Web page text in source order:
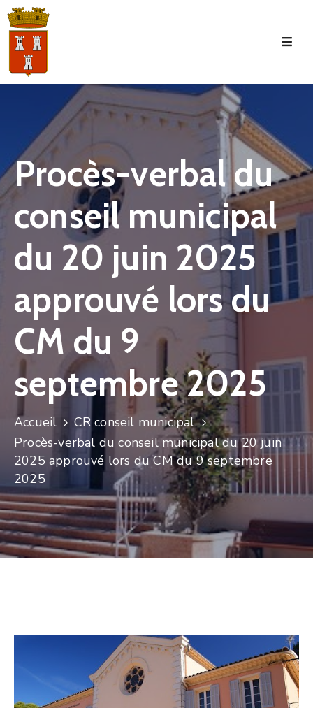
Accueil
Commune
Tourisme
Manifestations
Municipale
Services
Procès-verbal du
conseil municipal
du 20 juin 2025
approuvé lors du
CM du 9
septembre 2025
Accueil
CR conseil municipal
Procès-verbal du conseil municipal du 20 juin
2025 approuvé lors du CM du 9 septembre
2025